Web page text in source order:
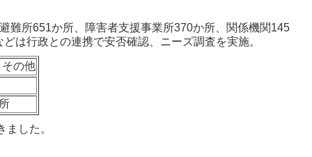
所651か所、障害者支援事業所370か所、関係機関145
は行政との連携で安否確認、ニーズ調査を実施。
その他
した。